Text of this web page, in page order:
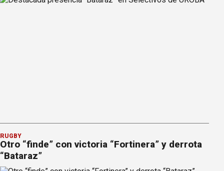
RUGBY
Otro “finde” con victoria “Fortinera” y derrota
“Bataraz”